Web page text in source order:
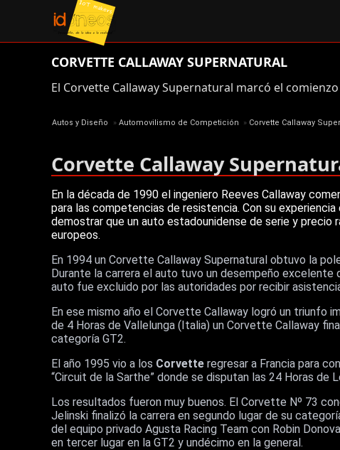
CORVETTE CALLAWAY SUPERNATURAL
El Corvette Callaway Supernatural marcó el
Autos y Diseño » Automovilismo de Competición » Corvette Callaway
Corvette Callaway
En la década de 1990 el ingeniero Reeves Callaway
para las competencias de resistencia. Con su
demostrar que un auto estadounidense de serie y
europeos.
En 1994 un Corvette Callaway Supernatural obtuvo la
Durante la carrera el auto tuvo un desempeño excelente
auto fue excluido por las autoridades por recibir
En ese mismo año el Corvette Callaway logró un triunfo
de 4 Horas de Vallelunga (Italia) un Corvette Callaway
categoría GT2.
El año 1995 vio a los Corvette regresar a Francia para
“Circuit de la Sarthe” donde se disputan las 24 Horas de
Los resultados fueron muy buenos. El Corvette Nº 73
Jelinski finalizó la carrera en segundo lugar de su
del equipo privado Agusta Racing Team con Robin
en tercer lugar en la GT2 y undécimo en la general.